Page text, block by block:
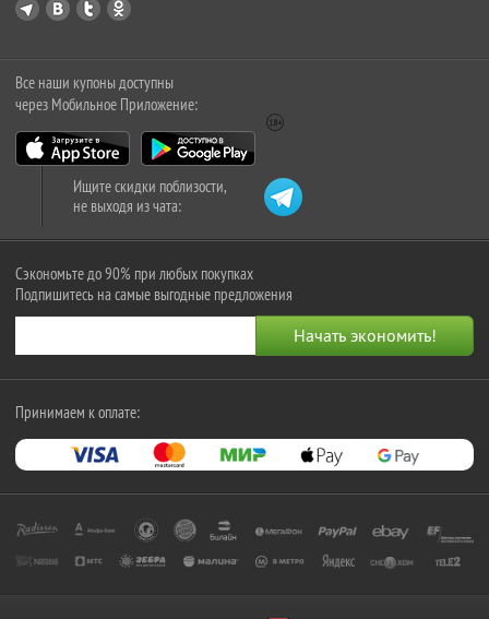
Все наши купоны доступны
через Мобильное Приложение:
Ищите скидки поблизости,
не выходя из чата:
Сэкономьте до 90% при любых покупках
Подпишитесь на самые выгодные предложения
Принимаем к оплате: